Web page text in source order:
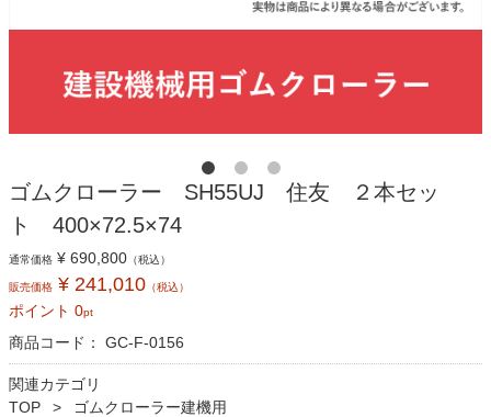
ゴムクローラー SH55UJ 住友 ２本セッ
ト 400×72.5×74
通常価格 ¥ 690,800 （税込）
販売価格 ¥ 241,010 （税込）
ポイント 0pt
商品コード： GC-F-0156
関連カテゴリ
TOP
ゴムクローラー建機用